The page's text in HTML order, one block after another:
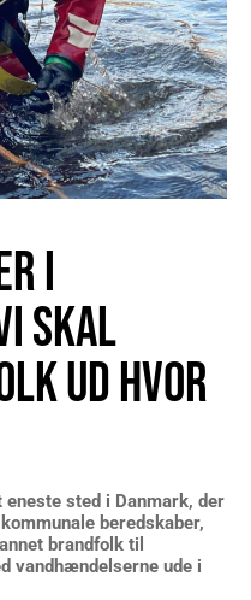
I
SKAL
UD HVOR
sted i Danmark, der
beredskaber,
brandfolk til
vandhændelserne ude i